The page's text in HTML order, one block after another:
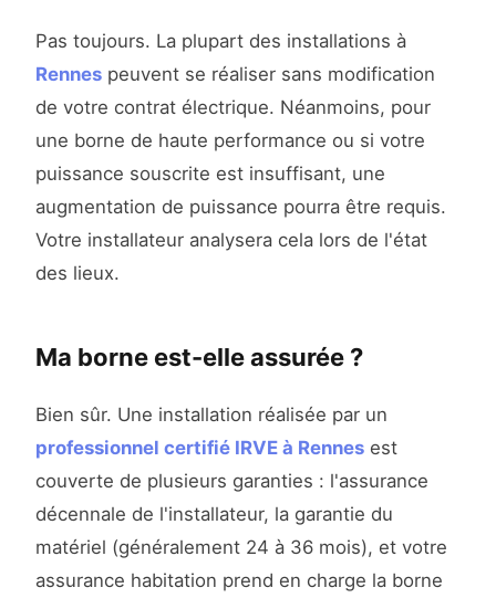
Pas toujours. La plupart des installations à
Rennes peuvent se réaliser sans modification
de votre contrat électrique. Néanmoins, pour
une borne de haute performance ou si votre
puissance souscrite est insuffisant, une
augmentation de puissance pourra être requis.
Votre installateur analysera cela lors de l'état
des lieux.
Ma borne est-elle assurée ?
Bien sûr. Une installation réalisée par un
professionnel certifié IRVE à Rennes est
couverte de plusieurs garanties : l'assurance
décennale de l'installateur, la garantie du
matériel (généralement 24 à 36 mois), et votre
assurance habitation prend en charge la borne